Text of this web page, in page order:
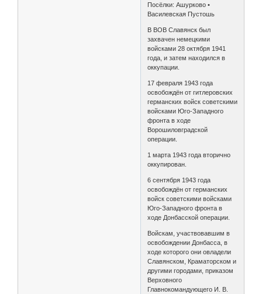
Посёлки: Ашурково •
Василевская Пустошь
В ВОВ Славянск был
захвачен немецкими
войсками 28 октября 1941
года, и затем находился в
оккупации.
17 февраля 1943 года
освобождён от гитлеровских
германских войск советскими
войсками Юго-Западного
фронта в ходе
Ворошиловградской
операции.
1 марта 1943 года вторично
оккупирован.
6 сентября 1943 года
освобождён от германских
войск советскими войсками
Юго-Западного фронта в
ходе Донбасской операции.
Войскам, участвовавшим в
освобождении Донбасса, в
ходе которого они овладели
Славянском, Краматорском и
другими городами, приказом
Верховного
Главнокомандующего И. В.